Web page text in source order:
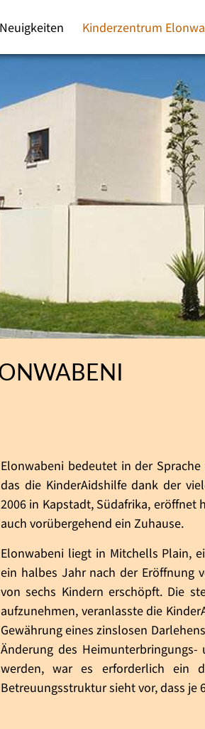
Neuigkeiten Kinderzentrum
Elonwabeni bedeutet in der
das die KinderAidshilfe dank der
2006 in Kapstadt, Südafrika,
auch vorübergehend ein Zuhause.
Elonwabeni liegt in Mitchells Plain,
ein halbes Jahr nach der Eröffnung
von sechs Kindern erschöpft. Die
aufzunehmen, veranlasste die
Gewährung eines zinslosen
Änderung des Heimunterbringungs-
werden, war es erforderlich ein
Betreuungsstruktur sieht vor, dass je